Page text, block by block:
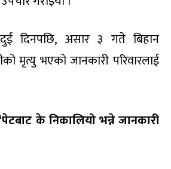
दिनपछि, असार ३ गते बिहान
मृत्यु भएको जानकारी परिवारलाई
के निकालियो भन्ने जानकारी